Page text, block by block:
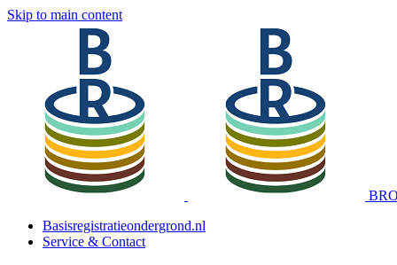
Skip to main content
Basisregistratieondergrond.nl
Service & Contact